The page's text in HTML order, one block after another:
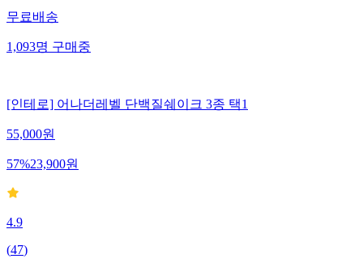
무료배송
1,093명구매중
[인테로] 어나더레벨 단백질쉐이크 3종 택1
55,000원
57%23,900원
4.9
(47)